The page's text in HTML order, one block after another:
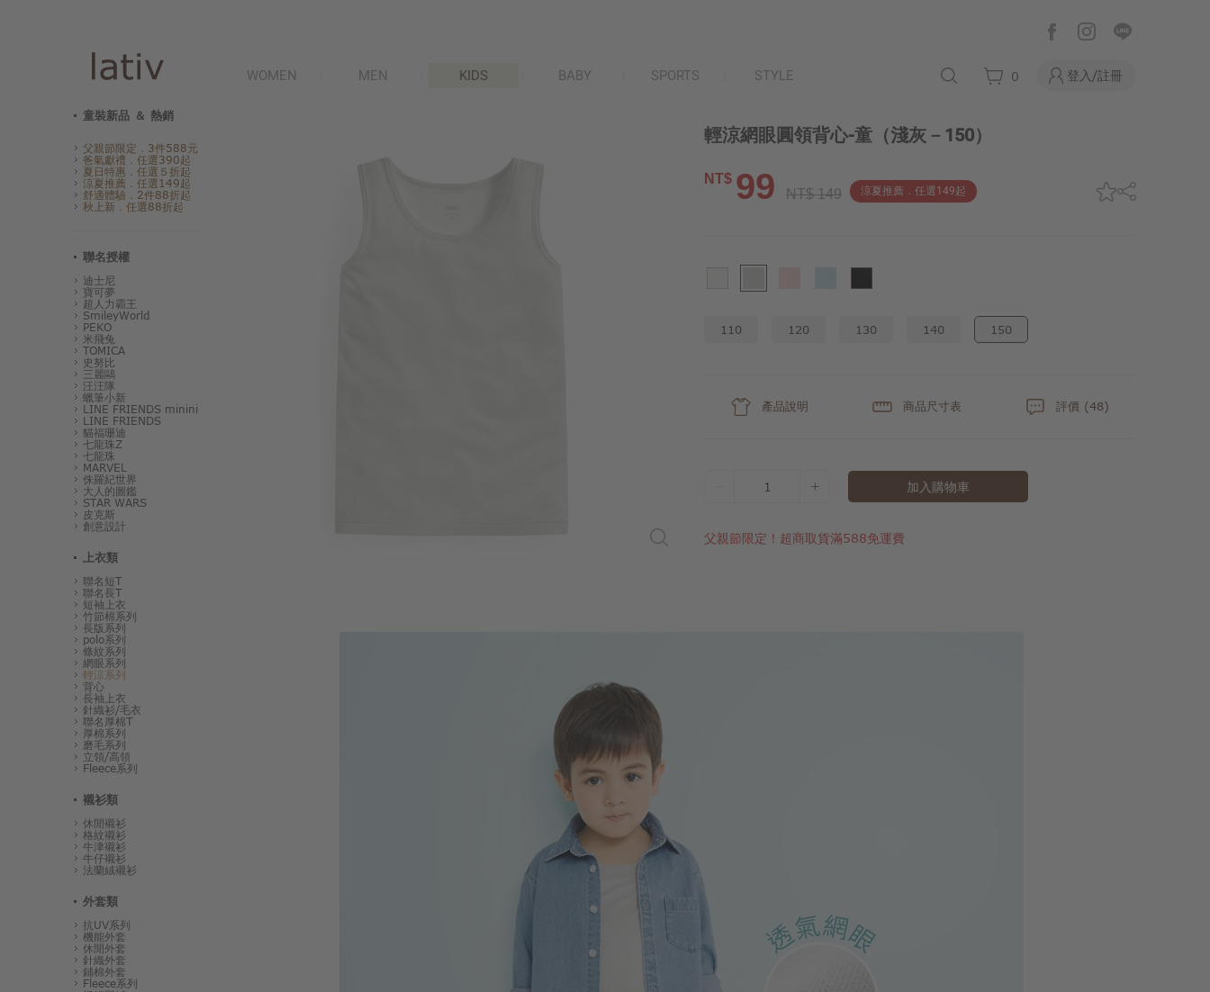
WOMEN MEN KIDS BABY SPORTS STYLE 0 登入/註冊
童裝新品 ＆ 熱銷
父親節限定．3件588元
爸氣獻禮．任選390起
夏日特惠．任選５折起
涼夏推薦．任選149起
舒適體驗．2件88折起
秋上新．任選88折起
聯名授權
迪士尼
寶可夢
超人力霸王
SmileyWorld
PEKO
米飛兔
TOMICA
史努比
三麗鷗
汪汪隊
蠟筆小新
LINE FRIENDS minini
LINE FRIENDS
貓福珊迪
七龍珠Z
七龍珠
MARVEL
侏羅紀世界
大人的圖鑑
STAR WARS
皮克斯
創意設計
上衣類
聯名短T
聯名長T
短袖上衣
竹節棉系列
長版系列
polo系列
條紋系列
網眼系列
輕涼系列
背心
長袖上衣
針織衫/毛衣
聯名厚棉T
厚棉系列
磨毛系列
立領/高領
Fleece系列
襯衫類
休閒襯衫
格紋襯衫
牛津襯衫
牛仔襯衫
法蘭絨襯衫
外套類
抗UV系列
機能外套
休閒外套
針織外套
鋪棉外套
Fleece系列
輕涼網眼圓領背心-童 （淺灰－150）
NT$ 99 NT$ 149 涼夏推薦．任選149起
110 120 130 140 150
產品說明 商品尺寸表 評價 (48)
1 加入購物車
父親節限定！超商取貨滿588免運費